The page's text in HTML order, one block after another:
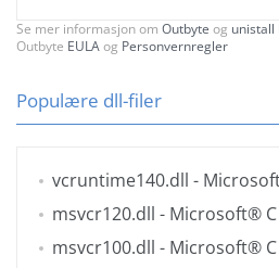
Se mer informasjon om Outbyte og unistall
Outbyte EULAog Personvernregler
Populære dll-filer
vcruntime140.dll -
msvcr120.dll - Microsoft®
msvcr100.dll - Microsoft®